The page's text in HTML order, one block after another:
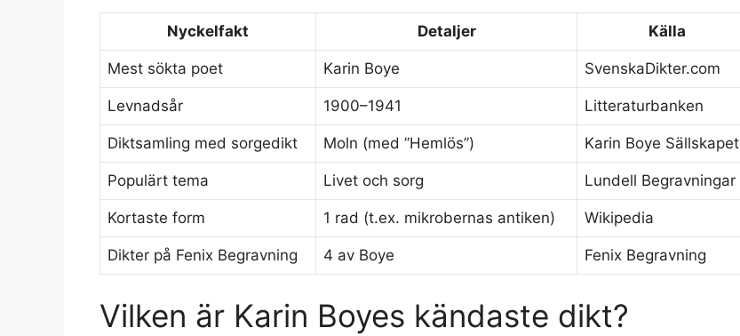
Nyckelfakt Detaljer Källa
Mest sökta poet Karin Boye SvenskaDikter.com
Levnadsår 1900–1941 Litteraturbanken
Diktsamling med sorgedikt Moln (med ”Hemlös”) Karin Boye Sällskapet
Populärt tema Livet och sorg Lundell Begravningar
Kortaste form 1 rad (t.ex. mikrobernas antiken) Wikipedia
Dikter på Fenix Begravning 4 av Boye Fenix Begravning
Vilken är Karin Boyes kändaste dikt?